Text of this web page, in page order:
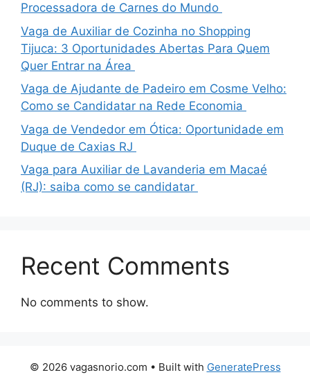
Processadora de Carnes do Mundo
Vaga de Auxiliar de Cozinha no Shopping
Tijuca: 3 Oportunidades Abertas Para Quem
Quer Entrar na Área
Vaga de Ajudante de Padeiro em Cosme Velho:
Como se Candidatar na Rede Economia
Vaga de Vendedor em Ótica: Oportunidade em
Duque de Caxias RJ
Vaga para Auxiliar de Lavanderia em Macaé
(RJ): saiba como se candidatar
Recent Comments
No comments to show.
© 2026 vagasnorio.com • Built with GeneratePress